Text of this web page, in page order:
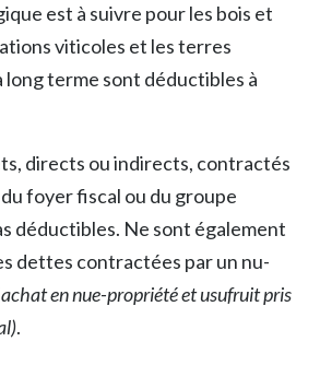
est à suivre pour les bois et
viticoles et les terres
long terme sont déductibles à
directs ou indirects, contractés
foyer fiscal ou du groupe
déductibles. Ne sont également
dettes contractées par un nu-
en nue-propriété et usufruit pris
.